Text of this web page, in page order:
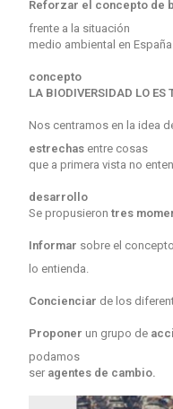
Reforzar el concepto de
frente a la situación
medio ambiental en
concepto
LA BIODIVERSIDAD LO ES
Nos centramos en la idea
estrechas entre cosas
que a primera vista no
desarrollo
Se propusieron tres
Informar sobre el
lo entienda.
Concienciar de los
Proponer un grupo de
podamos
ser agentes de cambio.